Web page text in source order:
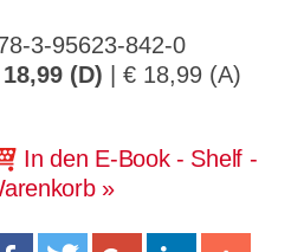
3-95623-842-0
(D) | € 18,99 (A)
In den E-Book - Shelf -
Zustimmungsstatus des
90